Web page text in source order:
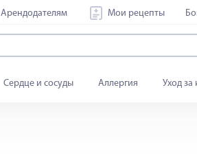
Арендодателям Мои рецепты
Сердце и сосуды Аллергия Уход за